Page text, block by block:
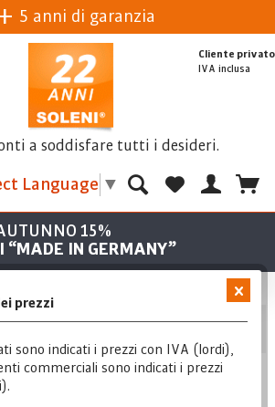
5 anni di garanzia
a soddisfare tutti i desideri.
Language ▼
Cliente privato
IVA inclusa
15%
“MADE IN GERMANY”
prezzi
sono indicati i prezzi con IVA (lordi),
commerciali sono indicati i prezzi